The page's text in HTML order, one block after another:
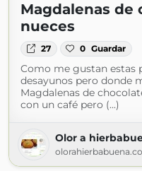
Magdalenas de
nueces
27 0 Guardar
Como me gustan estas
desayunos pero donde
Magdalenas de
con un café pero (...)
Olor a